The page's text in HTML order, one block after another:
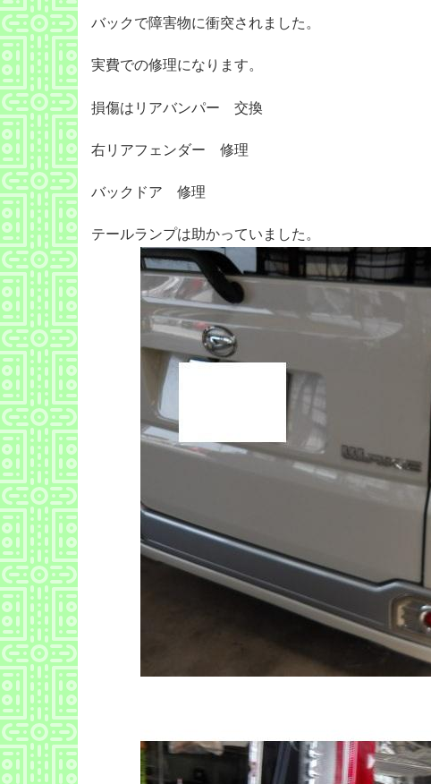
バックで障害物に衝突されました。
実費での修理になります。
損傷はリアバンパー 交換
右リアフェンダー 修理
バックドア 修理
テールランプは助かっていました。